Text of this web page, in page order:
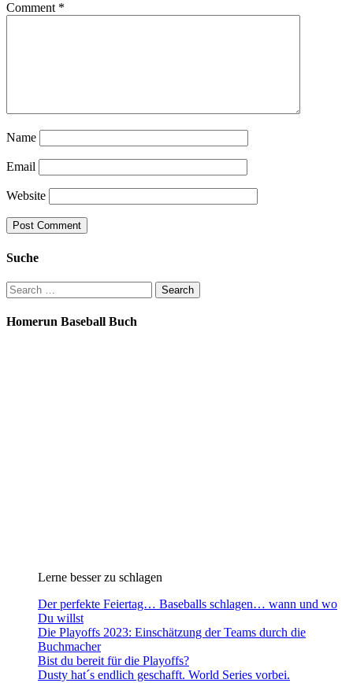
Comment *
Name
Email
Website
Suche
Search
for:
Homerun Baseball Buch
Lerne besser zu schlagen
Der perfekte Feiertag… Baseballs schlagen… wann und wo
Du willst
Die Playoffs 2023: Einschätzung der Teams durch die
Buchmacher
Bist du bereit für die Playoffs?
Dusty hat´s endlich geschafft. World Series vorbei.